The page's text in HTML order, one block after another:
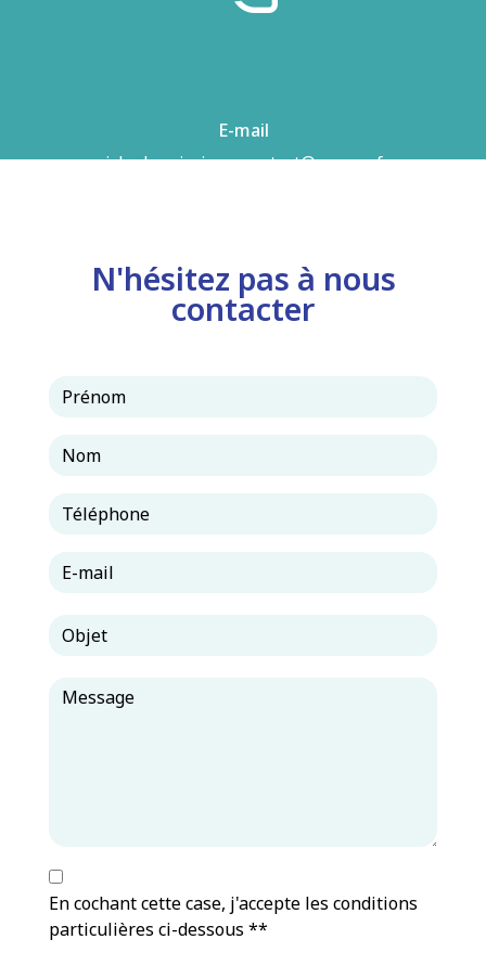
E-mail
airhydro.piscines-contact@orange.fr
N'hésitez pas à nous
contacter
En cochant cette case, j'accepte les conditions
particulières ci-dessous **